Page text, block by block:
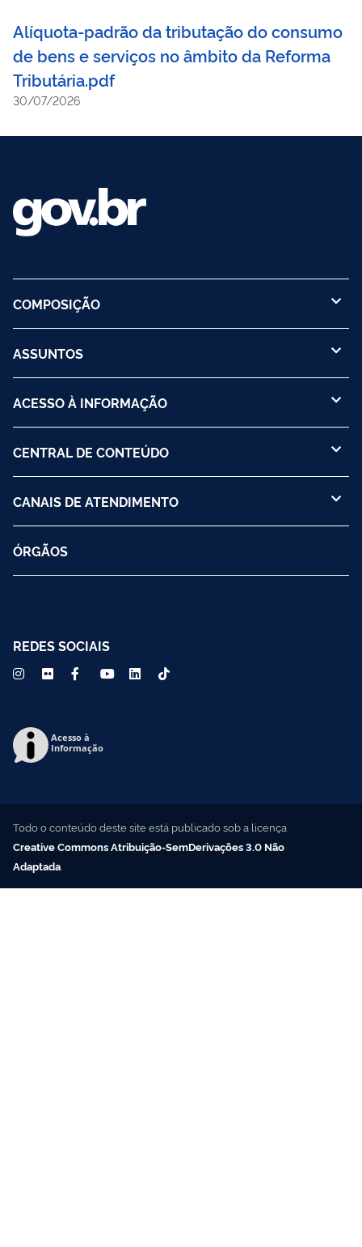
Alíquota-padrão da tributação do consumo
de bens e serviços no âmbito da Reforma
Tributária.pdf
30/07/2026
COMPOSIÇÃO
ASSUNTOS
ACESSO À INFORMAÇÃO
CENTRAL DE CONTEÚDO
CANAIS DE ATENDIMENTO
ÓRGÃOS
REDES SOCIAIS
Acesso à
Informação
Todo o conteúdo deste site está publicado sob a licença
Creative Commons Atribuição-SemDerivações 3.0 Não
Adaptada